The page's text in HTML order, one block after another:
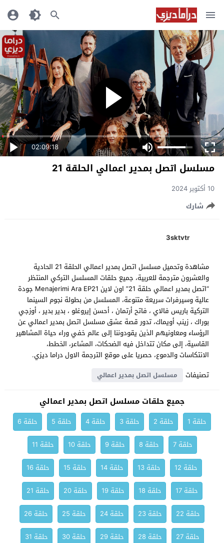
02:09:18
مسلسل اتصل بمدير اعمالي الحلقة 21
10 أكتوبر 2024
شارك
3sktvtr
مشاهدة وتحميل مسلسل اتصل بمدير اعمالي الحلقة 21 الحادية
والعشرون مترجمة للعربية، جميع حلقات المسلسل التركي المنتظر
“اتصل بمدير اعمالي حلقة 21” اون لاين Menajerimi Ara EP21 جودة
عالية وسيرفرات سريعة متنوعة، المسلسل من بطولة نجوم السينما
التركية باريس فالاي ، فاتح أرتمان ، أحسن إيروغلو ، بدير بدير ، أوزجي
بوراك ، زينب أويماك، تدور قصة عشق مسلسل اتصل بمدير اعمالي عن
الرؤساء ومعاونيهم الذين يقودوننا إلى عالم خفي وراء حياة المشاهير
القاسية، إلى مكان تتداخل فيه الضحكات، المشاعر، الخطط،
الانتكاسات والدموع، حصريا على موقع الترجمة الاول دراما ديزي.
تصنيفات
مسلسل اتصل بمدير اعمالي
جميع حلقات مسلسل اتصل بمدير اعمالي
حلقة 1 حلقة 2 حلقة 3 حلقة 4 حلقة 5
حلقة 6
حلقة 7
حلقة 8 حلقة 9 حلقة 10
حلقة 11
حلقة 12
حلقة 13 حلقة 14 حلقة 15
حلقة 16
حلقة 17
حلقة 18 حلقة 19 حلقة 20
حلقة 21
حلقة 22
حلقة 23 حلقة 24 حلقة 25
حلقة 26
حلقة 27
حلقة 28 حلقة 29 حلقة 30
حلقة 31